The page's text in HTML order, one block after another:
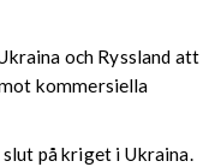
och Ryssland att
kommersiella
på kriget i Ukraina.